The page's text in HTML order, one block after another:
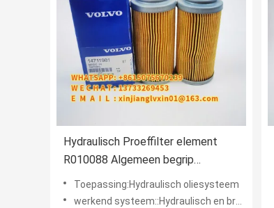
Hydraulisch Proeffilter element
R010088 Algemeen begrip
14711981 31MH20320 P550576
van
Toepassing:Hydraulisch oliesysteem
werkend systeem::Hydraulisch en brandstofsysteem